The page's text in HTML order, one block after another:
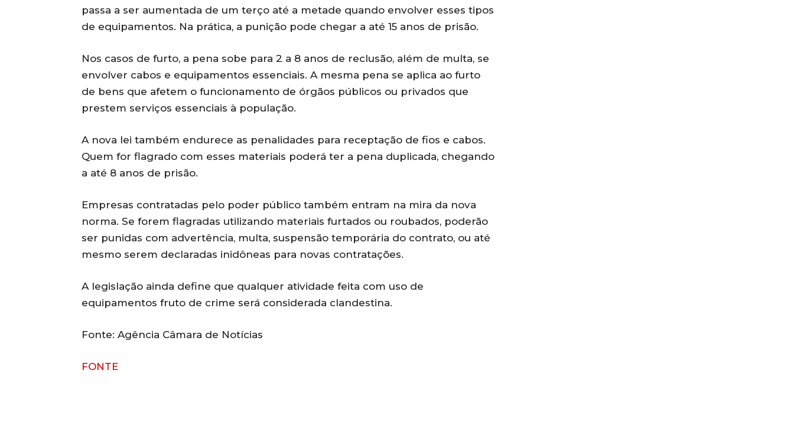
passa a ser aumentada de um terço até a metade quando envolver esses tipos
de equipamentos. Na prática, a punição pode chegar a até 15 anos de prisão.
Nos casos de furto, a pena sobe para 2 a 8 anos de reclusão, além de multa, se
envolver cabos e equipamentos essenciais. A mesma pena se aplica ao furto
de bens que afetem o funcionamento de órgãos públicos ou privados que
prestem serviços essenciais à população.
A nova lei também endurece as penalidades para receptação de fios e cabos.
Quem for flagrado com esses materiais poderá ter a pena duplicada, chegando
a até 8 anos de prisão.
Empresas contratadas pelo poder público também entram na mira da nova
norma. Se forem flagradas utilizando materiais furtados ou roubados, poderão
ser punidas com advertência, multa, suspensão temporária do contrato, ou até
mesmo serem declaradas inidôneas para novas contratações.
A legislação ainda define que qualquer atividade feita com uso de
equipamentos fruto de crime será considerada clandestina.
Fonte: Agência Câmara de Notícias
FONTE